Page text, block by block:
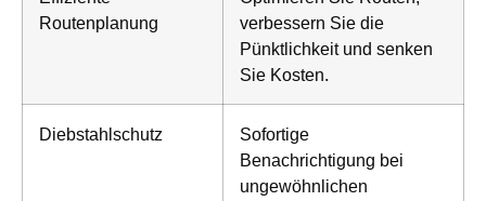
Routenplanung
verbessern Sie die
Pünktlichkeit und senken
Sie Kosten.
Diebstahlschutz
Sofortige
Benachrichtigung bei
ungewöhnlichen